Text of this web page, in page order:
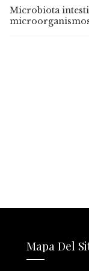
Microbiota
Mapa Del